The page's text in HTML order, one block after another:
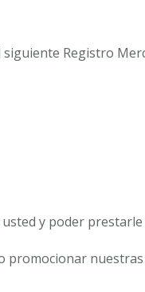
Registro
y poder
promocionar nuestras